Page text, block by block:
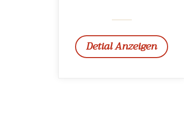
Detial Anzeigen